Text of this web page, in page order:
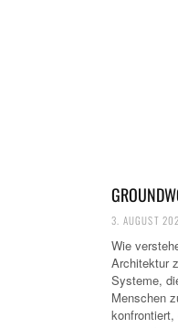
3. AUGUST
Wie
Architektur
Systeme,
Menschen
konfrontiert,